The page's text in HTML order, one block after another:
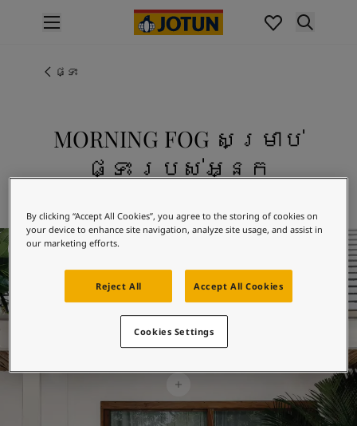
គំនូរខាងក្នុង
ផលិតផលផ្នែកខាងក្រៅ
ពណ៌ថ្នាំលាបខាងក្នុង
ពណ៌ខាងក្រៅទាំងអស់។
ជម្រើសពណ៌
Colour Tools
គំរូរពណ៌
ការបំផុសគំនិត
ការបំផុសគំនិតពីផ្នែកខាងក្នុងផ្ទះ
ការបំផុសគំនិតពីផ្នែកខាងក្រៅផ្ទះ
Blog សំរាប់ការរស់នៅដែលពោរពេញដោយការការបំផុសគំនិ
អត្ថបទ
លាបពណ៌ផ្ទះរបស់អ្នក
ផ្ទះ
MORNING FOG សម្រាប់
ផ្ទះ របស់អ្នក
By clicking “Accept All Cookies”, you agree to the storing of cookies on
your device to enhance site navigation, analyze site usage, and assist in
our marketing efforts.
Reject All Accept All Cookies
Cookies Settings